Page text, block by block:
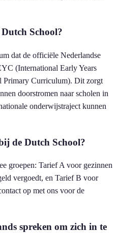
School?
dat de officiële Nederlandse
(International Early Years
Primary Curriculum). Dit zorgt
doorstromen naar scholen in
onderwijstraject kunnen
de Dutch School?
groepen: Tarief A voor gezinnen
vergoedt, en Tarief B voor
op met ons voor de
spreken om zich in te